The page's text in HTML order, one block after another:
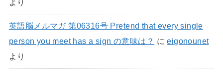
より
英語脳メルマガ 第06316号 Pretend that every single
person you meet has a sign の意味は？ にeigonounet
より